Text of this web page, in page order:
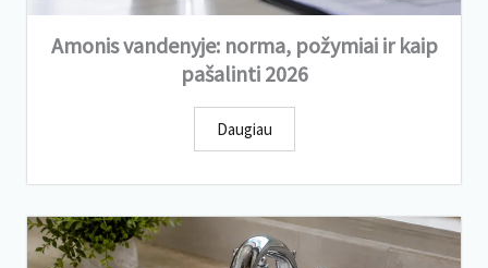
Amonis vandenyje: norma, požymiai ir kaip
pašalinti 2026
Daugiau